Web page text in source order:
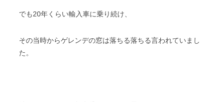
でも20年くらい輸入車に乗り続け、
その当時からゲレンデの窓は落ちる落ちる言われていまし
た。